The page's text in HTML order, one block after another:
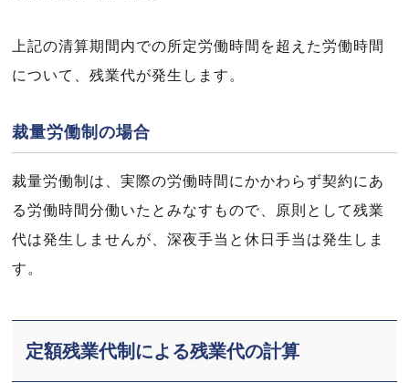
上記の清算期間内での所定労働時間を超えた労働時間
について、残業代が発生します。
裁量労働制の場合
裁量労働制は、実際の労働時間にかかわらず契約にあ
る労働時間分働いたとみなすもので、原則として残業
代は発生しませんが、深夜手当と休日手当は発生しま
す。
定額残業代制による残業代の計算